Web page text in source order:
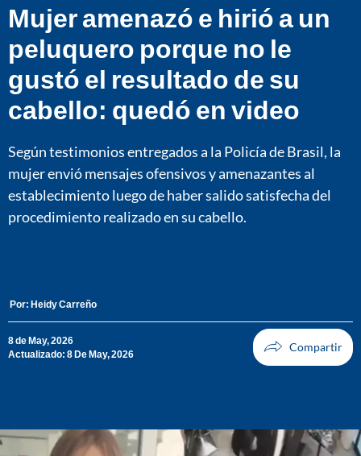
Mujer amenazó e hirió a un
peluquero porque no le
gustó el resultado de su
cabello: quedó en video
Según testimonios entregados a la Policía de Brasil, la
mujer envió mensajes ofensivos y amenazantes al
establecimiento luego de haber salido satisfecha del
procedimiento realizado en su cabello.
Por: Heidy Carreño
8 de May, 2026
Actualizado: 8 De May, 2026